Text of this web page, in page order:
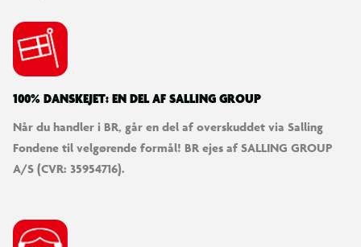
100% DANSKEJET: EN DEL AF SALLING GROUP
Når du handler i BR, går en del af overskuddet via Salling
Fondene til velgørende formål! BR ejes af SALLING GROUP
A/S (CVR: 35954716).